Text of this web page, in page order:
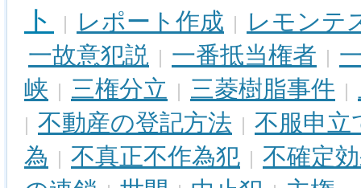
ト | レポート作成 |
レモンテ
一故意犯説 | 一番抵当権者 |
峡 | 三権分立 | 三菱樹脂事件 |
| 不動産の登記方法 | 不服申立
為 | 不真正不作為犯 | 不確定